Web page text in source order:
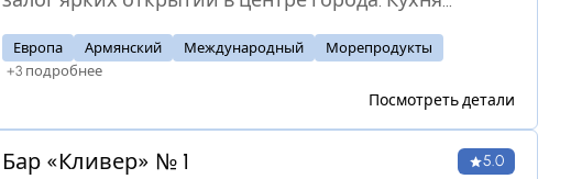
ресторана Blanca представлена блюдами
современной европейской кухни с
индивидуальным штрихом нашего шеф-повара.
Насладитесь специальным меню завтрака с
бокалом бесплатного просекко, кофе или бульона.
Соберитесь с друзьями на непринужденный обед
Европа Армянский Международный
Морепродукты
+3 подробнее
Посмотреть детали
Бар «Кливер» № 1 5.0